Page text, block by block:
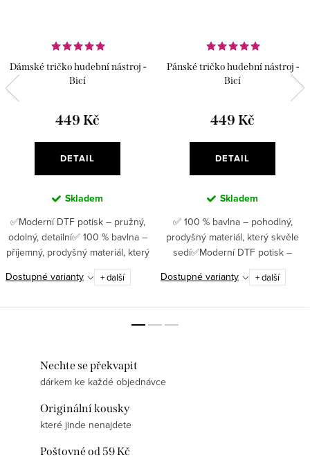
Dámské tričko hudební nástroj -
Bicí
449 Kč
DETAIL
Skladem
✅Moderní DTF potisk – pružný,
odolný, detailní✅ 100 % bavlna –
příjemný, prodyšný materiál, který
se nosí s lehkostí ✅ Gramáž 180
g/m² – kvalitní tričko, které vydrží
Dostupné varianty + další
Pánské tričko hudební nástroj -
Bicí
449 Kč
DETAIL
Skladem
✅ 100 % bavlna – pohodlný,
prodyšný materiál, který skvěle
sedí✅Moderní DTF potisk –
pružný, odolný, detailní ✅ Gramáž
180 g/m² – kvalitní tričko, které
Dostupné varianty + další
Nechte se překvapit
dárkem ke každé objednávce
Originální kousky
které jinde nenajdete
Poštovné od 59 Kč